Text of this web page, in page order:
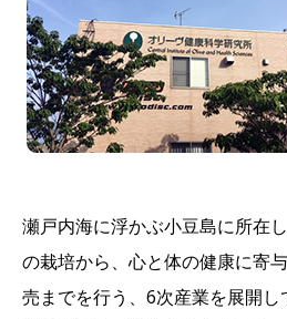
瀬戸内海に浮かぶ小豆島に所在
の栽培から、心と体の健康に寄
売までを行う、6次産業を展開